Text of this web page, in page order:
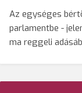
Az egységes
parlamentbe -
ma reggeli